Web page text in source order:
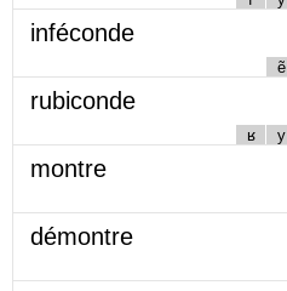
inféconde
ẽ
rubiconde
ʁ y
montre
démontre